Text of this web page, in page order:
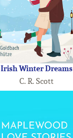
Irish Winter Dreams
C. R. Scott